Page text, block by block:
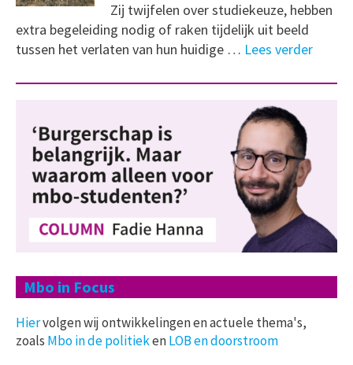
Zij twijfelen over studiekeuze, hebben
extra begeleiding nodig of raken tijdelijk uit beeld
tussen het verlaten van hun huidige … Lees verder
Mbo in Focus
Hiervolgen wij ontwikkelingen en actuele thema's,
zoals Mbo in de politiekenLOB en doorstroom